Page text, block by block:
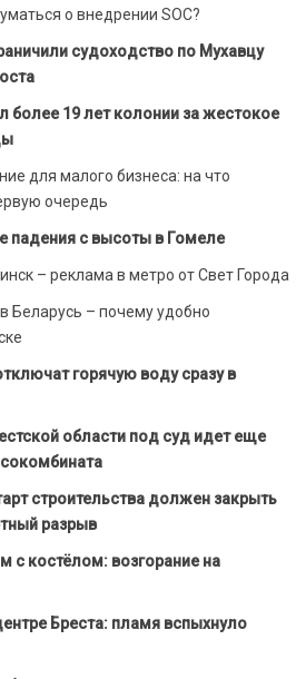
о внедрении SOC?
судоходство по Мухавцу
более 19 лет колонии за жестокое
для малого бизнеса: на что
очередь
падения с высоты в Гомеле
– реклама в метро от Свет Города
Беларусь – почему удобно
горячую воду сразу в
области под суд идет еще
строительства должен закрыть
разрыв
с костёлом: возгорание на
Бреста: пламя вспыхнуло